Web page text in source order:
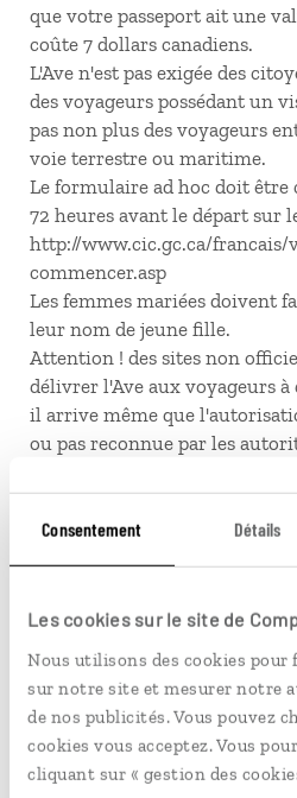
Consentement Détails
Les cookies sur le site de
Nous utilisons des cookies
sur notre site et mesurer notre
de nos publicités. Vous pouvez
cookies vous acceptez. Vous
cliquant sur « gestion des
que votre passeport ait une
coûte 7 dollars canadiens.
L'Ave n'est pas exigée des
des voyageurs possédant un
pas non plus des voyageurs
voie terrestre ou maritime.
Le formulaire ad hoc doit être
72 heures avant le départ sur
http://www.cic.gc.ca/francais/
commencer.asp
Les femmes mariées doivent
leur nom de jeune fille.
Attention ! des sites non
délivrer l'Ave aux voyageurs
il arrive même que
ou pas reconnue par les
dessus.
de sécurité sont entrées en
portables…) doivent être
fonctionnement pour tous les
par les Etats-Unis et Londres.
doivent pouvoir les allumer.
votre chargeur à portée de